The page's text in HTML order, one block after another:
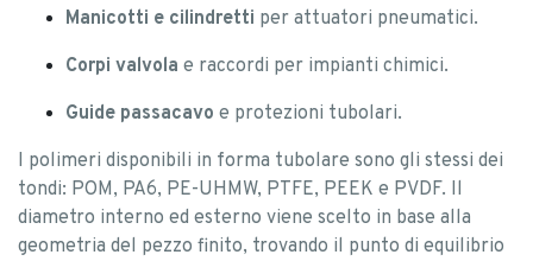
Manicotti e cilindretti per attuatori pneumatici.
Corpi valvola e raccordi per impianti chimici.
Guide passacavo e protezioni tubolari.
I polimeri disponibili in forma tubolare sono gli stessi dei
tondi: POM, PA6, PE-UHMW, PTFE, PEEK e PVDF. Il
diametro interno ed esterno viene scelto in base alla
geometria del pezzo finito, trovando il punto di equilibrio